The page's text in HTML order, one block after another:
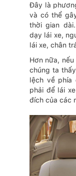
Đây là
và có thể
thời gian
dạy lái xe,
lái xe, chân
Hơn nữa,
chúng ta
lệch về phía
phải để lái
đích của các